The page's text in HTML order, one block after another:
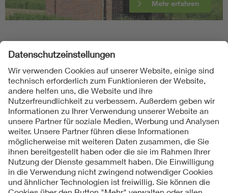
Mehr erfahren
Folgen Sie uns
Kontakte
Service